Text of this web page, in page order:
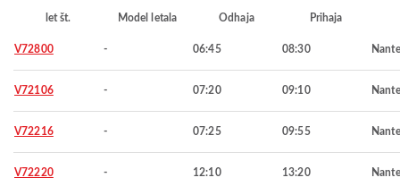
let št. Model letala Odhaja Prihaja
V72800 - 06:45 08:30
V72106 - 07:20 09:10
V72216 - 07:25 09:55
V72220 - 12:10 13:20